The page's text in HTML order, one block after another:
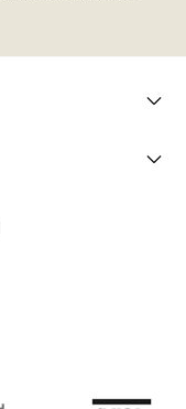

